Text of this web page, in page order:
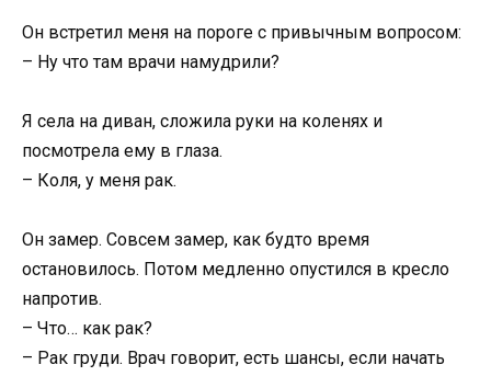
Он встретил меня на пороге с привычным вопросом:
– Ну что там врачи намудрили?
Я села на диван, сложила руки на коленях и
посмотрела ему в глаза.
– Коля, у меня рак.
Он замер. Совсем замер, как будто время
остановилось. Потом медленно опустился в кресло
напротив.
– Что… как рак?
– Рак груди. Врач говорит, есть шансы, если начать